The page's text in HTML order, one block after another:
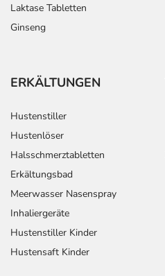
Laktase Tabletten
Ginseng
ERKÄLTUNGEN
Hustenstiller
Hustenlöser
Halsschmerztabletten
Erkältungsbad
Meerwasser Nasenspray
Inhaliergeräte
Hustenstiller Kinder
Hustensaft Kinder